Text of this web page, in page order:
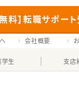
無料】転職サポー
会社概要
学生 支店